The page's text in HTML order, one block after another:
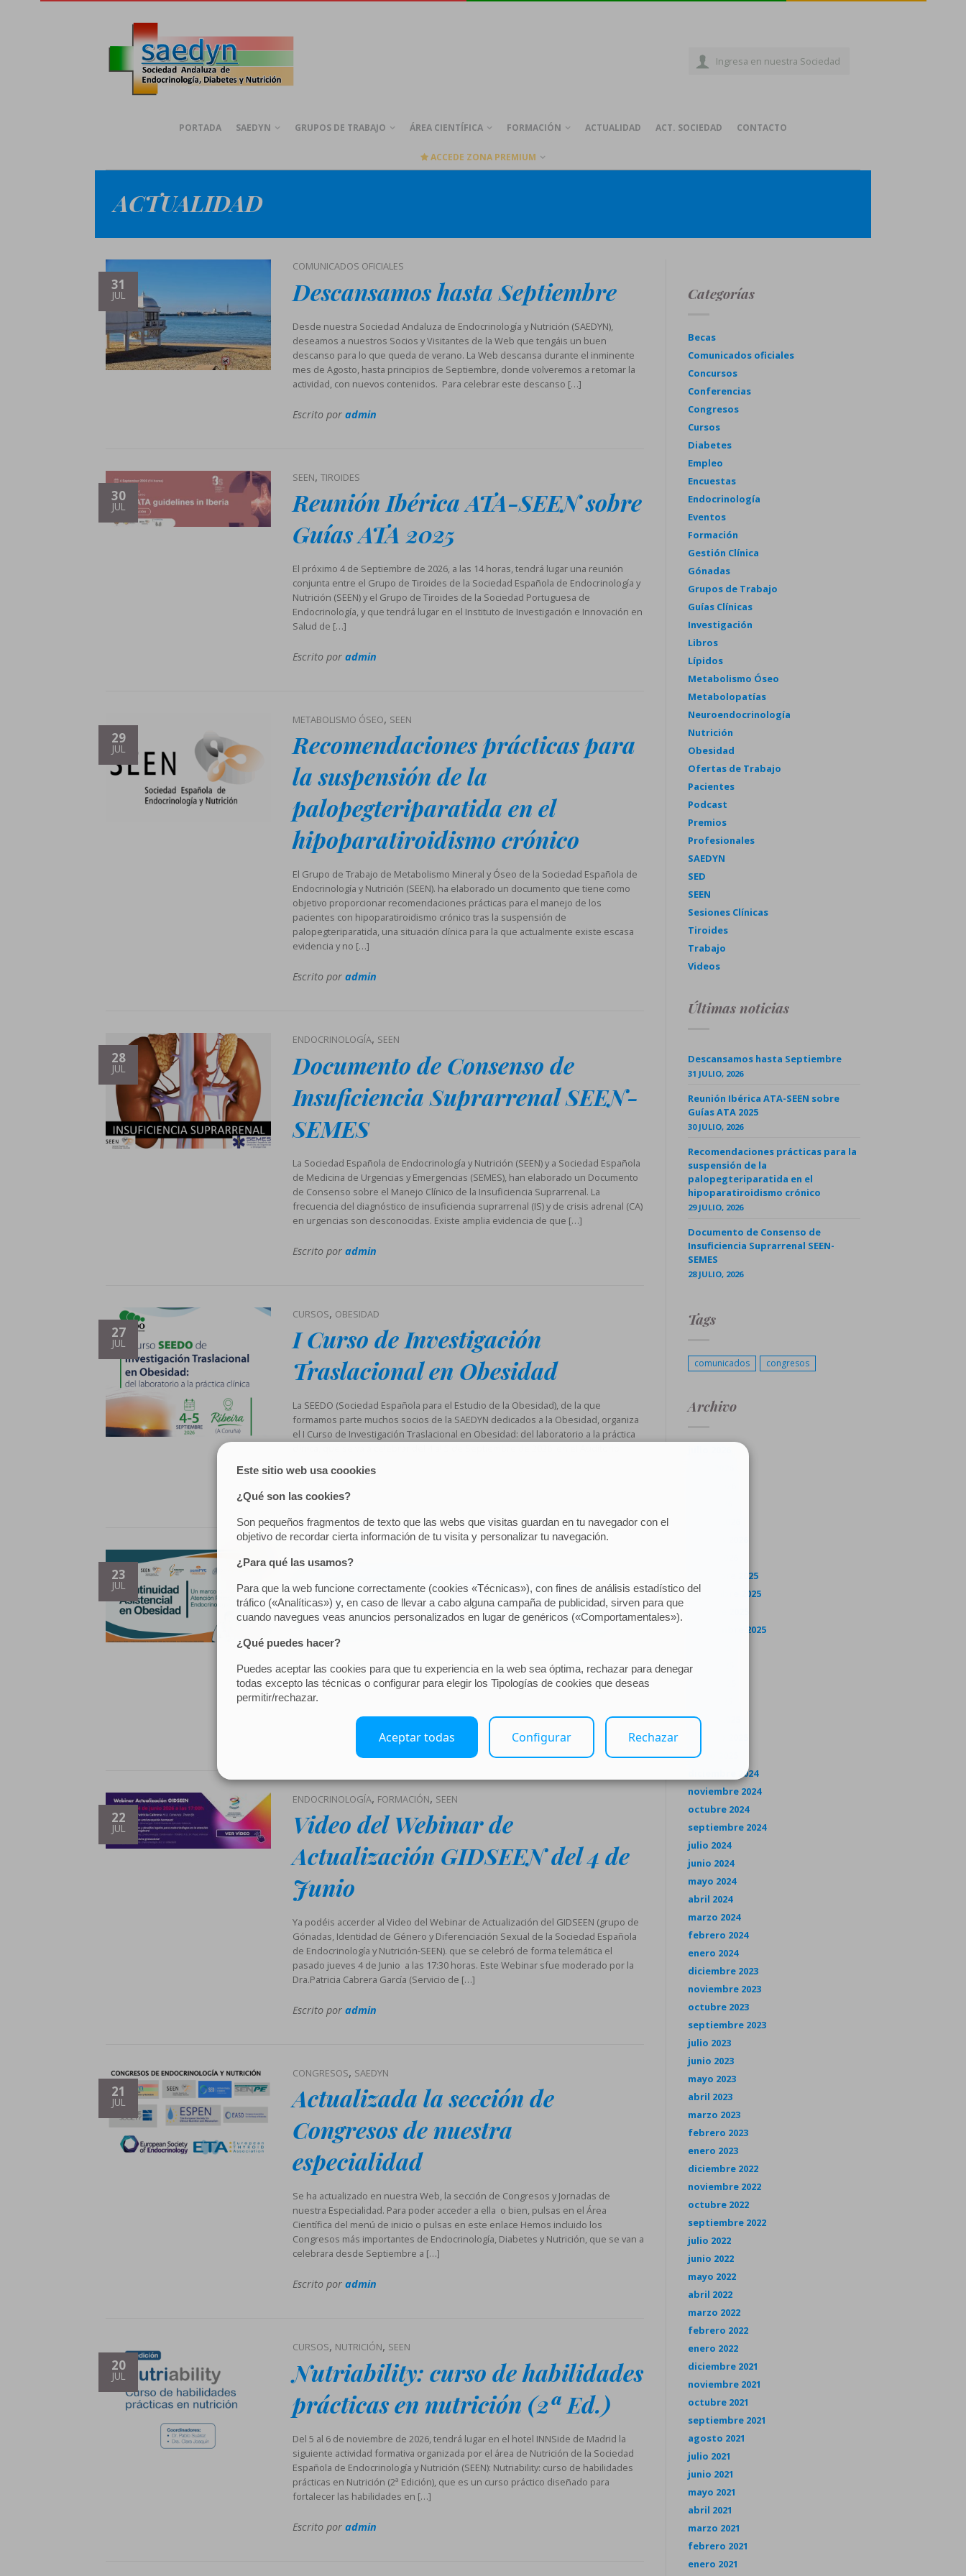
Ingresa en nuestra Sociedad
PORTADA SAEDYN GRUPOS DE TRABAJO ÁREA CIENTÍFICA FORMACIÓN ACTUALIDAD ACT. SOCIEDAD CONTACTO
ACCEDE ZONA PREMIUM
ACTUALIDAD
31
JUL
COMUNICADOS OFICIALES
Descansamos hasta Septiembre
Desde nuestra Sociedad Andaluza de Endocrinología y Nutrición (SAEDYN),
deseamos a nuestros Socios y Visitantes de la Web que tengáis un buen
descanso para lo que queda de verano. La Web descansa durante el inminente
mes de Agosto, hasta principios de Septiembre, donde volveremos a retomar la
actividad, con nuevos contenidos. Para celebrar este descanso […]
Escrito por admin
30
JUL
SEEN, TIROIDES
Reunión Ibérica ATA-SEEN sobre
Guías ATA 2025
El próximo 4 de Septiembre de 2026, a las 14 horas, tendrá lugar una reunión
conjunta entre el Grupo de Tiroides de la Sociedad Española de Endocrinología y
Nutrición (SEEN) y el Grupo de Tiroides de la Sociedad Portuguesa de
Endocrinología, y que tendrá lugar en el Instituto de Investigación e Innovación en
Salud de […]
Escrito por admin
29
JUL
METABOLISMO ÓSEO, SEEN
Recomendaciones prácticas para
la suspensión de la
palopegteriparatida en el
hipoparatiroidismo crónico
El Grupo de Trabajo de Metabolismo Mineral y Óseo de la Sociedad Española de
Endocrinología y Nutrición (SEEN). ha elaborado un documento que tiene como
objetivo proporcionar recomendaciones prácticas para el manejo de los
pacientes con hipoparatiroidismo crónico tras la suspensión de
palopegteriparatida, una situación clínica para la que actualmente existe escasa
evidencia y no […]
Escrito por admin
28
JUL
ENDOCRINOLOGÍA, SEEN
Documento de Consenso de
Insuficiencia Suprarrenal SEEN-
SEMES
La Sociedad Española de Endocrinología y Nutrición (SEEN) y a Sociedad Española
de Medicina de Urgencias y Emergencias (SEMES), han elaborado un Documento
de Consenso sobre el Manejo Clínico de la Insuficiencia Suprarrenal. La
frecuencia del diagnóstico de insuficiencia suprarrenal (IS) y de crisis adrenal (CA)
en urgencias son desconocidas. Existe amplia evidencia de que […]
Escrito por admin
27
JUL
CURSOS, OBESIDAD
I Curso de Investigación
Traslacional en Obesidad
La SEEDO (Sociedad Española para el Estudio de la Obesidad), de la que
formamos parte muchos socios de la SAEDYN dedicados a la Obesidad, organiza
el I Curso de Investigación Traslacional en Obesidad: del laboratorio a la práctica
Escrito poradmin
23
JUL
OBESIDAD SEEN
Continuidad Asistencial en la
Atención Clinica a la Obesidad
La Sociedad Española de Endocrinología y Nutrición (SEEN) ha creado una
infografía basada en el articulo de varios doctores acerca de la Continuidad
Asistencial en la Atención Clinica de la Obesidad. Asimismo ha presentado un
Documento de Consenso, sobre la continuidad asistencial en la Obesidad, que
ha sido publicado en la revista Endocrinología, Diabetes y […]
22
JUL
ENDOCRINOLOGÍA, FORMACIÓN, SEEN
Video del Webinar de
Actualización GIDSEEN del 4 de
Junio
Ya podéis accerder al Video del Webinar de Actualización del GIDSEEN (grupo de
Gónadas, Identidad de Género y Diferenciación Sexual de la Sociedad Española
de Endocrinología y Nutrición-SEEN). que se celebró de forma telemática el
pasado jueves 4 de Junio a las 17:30 horas. Este Webinar sfue moderado por la
Dra.Patricia Cabrera García (Servicio de […]
Escrito por admin
21
JUL
CONGRESOS, SAEDYN
Actualizada la sección de
Congresos de nuestra
especialidad
Se ha actualizado en nuestra Web, la sección de Congresos y Jornadas de
nuestra Especialidad. Para poder acceder a ella o bien, pulsas en el Área
Científica del menú de inicio o pulsas en este enlace Hemos incluido los
Congresos más importantes de Endocrinología, Diabetes y Nutrición, que se van a
celebrara desde Septiembre a […]
Escrito por admin
20
JUL
CURSOS, NUTRICIÓN, SEEN
Nutriability: curso de habilidades
prácticas en nutrición (2ª Ed.)
Del 5 al 6 de noviembre de 2026, tendrá lugar en el hotel INNSide de Madrid la
siguiente actividad formativa organizada por el área de Nutrición de la Sociedad
Española de Endocrinología y Nutrición (SEEN): Nutriability: curso de habilidades
prácticas en Nutrición (2ª Edición), que es un curso práctico diseñado para
fortalecer las habilidades en […]
Escrito por admin
Categorías
Becas
Comunicados oficiales
Concursos
Conferencias
Congresos
Cursos
Diabetes
Empleo
Encuestas
Endocrinología
Eventos
Formación
Gestión Clínica
Gónadas
Grupos de Trabajo
Guías Clínicas
Investigación
Libros
Lípidos
Metabolismo Óseo
Metabolopatías
Neuroendocrinología
Nutrición
Obesidad
Ofertas de Trabajo
Pacientes
Podcast
Premios
Profesionales
SAEDYN
SED
SEEN
Sesiones Clínicas
Tiroides
Trabajo
Videos
Últimas noticias
Descansamos hasta Septiembre
31 JULIO, 2026
Reunión Ibérica ATA-SEEN sobre
Guías ATA 2025
30 JULIO, 2026
Recomendaciones prácticas para la
suspensión de la
palopegteriparatida en el
hipoparatiroidismo crónico
29 JULIO, 2026
Documento de Consenso de
Insuficiencia Suprarrenal SEEN-
SEMES
28 JULIO, 2026
Tags
comunicados congresos
Archivo
diciembre 2025
noviembre 2025
septiembre 2025
junio 2025
marzo 2025
enero 2025
diciembre 2024
noviembre 2024
octubre 2024
septiembre 2024
julio 2024
junio 2024
mayo 2024
abril 2024
marzo 2024
febrero 2024
enero 2024
diciembre 2023
noviembre 2023
octubre 2023
septiembre 2023
julio 2023
junio 2023
mayo 2023
abril 2023
marzo 2023
febrero 2023
enero 2023
diciembre 2022
noviembre 2022
octubre 2022
septiembre 2022
julio 2022
junio 2022
mayo 2022
abril 2022
marzo 2022
febrero 2022
enero 2022
diciembre 2021
noviembre 2021
octubre 2021
septiembre 2021
agosto 2021
julio 2021
junio 2021
mayo 2021
abril 2021
marzo 2021
febrero 2021
enero 2021